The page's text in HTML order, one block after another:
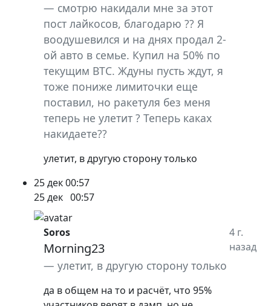
смотрю накидали мне за этот
пост лайкосов, благодарю ?? Я
воодушевился и на днях продал 2-
ой авто в семье. Купил на 50% по
текущим BTC. Ждуны пусть ждут, я
тоже пониже лимиточки еще
поставил, но ракетуля без меня
теперь не улетит ? Теперь каках
накидаете??
улетит, в другую сторону только
25 дек00:57
25 дек 00:57
Soros
Morning23
улетит, в другую сторону только
да в общем на то и расчёт, что 95%
4 г.
назад